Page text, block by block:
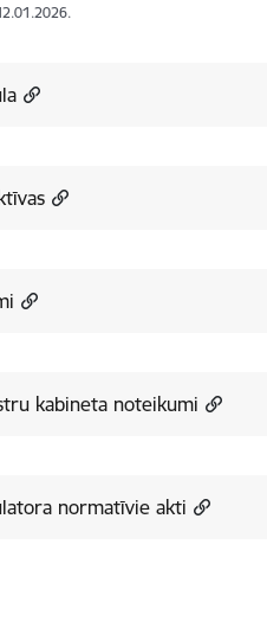
kabineta noteikumi
normatīvie akti